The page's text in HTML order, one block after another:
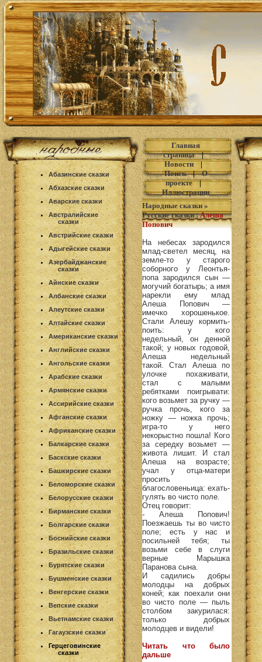
Абазинские сказки
Абхазские сказки
Аварские сказки
Австралийские
сказки
Австрийские сказки
Адыгейские сказки
Азербайджанские
сказки
Айнские сказки
Албанские сказки
Алеутские сказки
Алтайские сказки
Американские сказки
Английские сказки
Ангольские сказки
Арабские сказки
Армянские сказки
Ассирийские сказки
Афганские сказки
Африканские сказки
Балкарские сказки
Баскские сказки
Башкирские сказки
Беломорские сказки
Белорусские сказки
Бирманские сказки
Болгарские сказки
Боснийские сказки
Бразильские сказки
Бурятские сказки
Бушменские сказки
Венгерские сказки
Вепские сказки
Вьетнамские сказки
Гагаузские сказки
Герцеговинские
сказки
Главная
страница|
Новости|
Поиск|О
проекте|
Иллюстрации
Народные сказки »
Русские сказки:Алеша
Попович
На небесах зародился
млад-светел месяц, на
земле-то у старого
соборного у Леонтья-
попа зародился сын —
могучий богатырь; а имя
нарекли ему млад
Алеша Попович —
имечко хорошенькое.
Стали Алешу кормить-
поить: у кого
недельный, он денной
такой; у новых годовой,
Алеша недельный
такой. Стал Алеша по
улочке похаживати,
стал с малыми
ребятками поигрывати:
кого возьмет за ручку —
ручка прочь, кого за
ножку — ножка прочь;
игра-то у него
некорыстно пошла! Кого
за середку возьмет —
живота лишит. И стал
Алеша на возрасте;
учал у отца-матери
просить
благословеньица: ехать-
гулять во чисто поле.
Отец говорит:
- Алеша Попович!
Поезжаешь ты во чисто
поле; есть у нас и
посильней тебя; ты
возьми себе в слуги
верные Марышка
Паранова сына.
И садились добры
молодцы на добрых
коней; как поехали они
во чисто поле — пыль
столбом закурилася:
только добрых
молодцев и видели!
Читать что было
дальше